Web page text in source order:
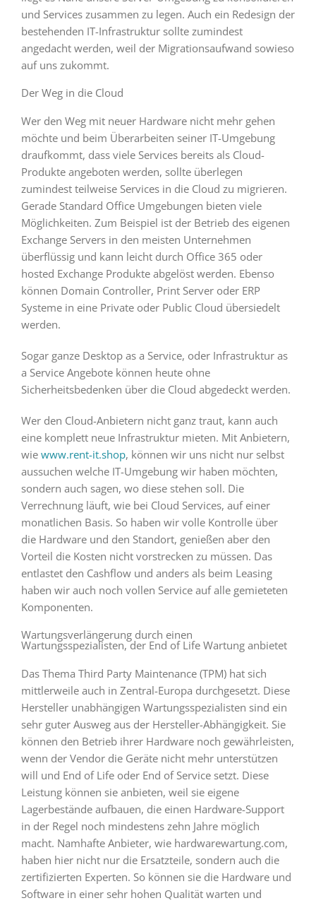
und Services zusammen zu legen. Auch ein Redesign der
bestehenden IT-Infrastruktur sollte zumindest
angedacht werden, weil der Migrationsaufwand sowieso
auf uns zukommt.
Der Weg in die Cloud
Wer den Weg mit neuer Hardware nicht mehr gehen
möchte und beim Überarbeiten seiner IT-Umgebung
draufkommt, dass viele Services bereits als Cloud-
Produkte angeboten werden, sollte überlegen
zumindest teilweise Services in die Cloud zu migrieren.
Gerade Standard Office Umgebungen bieten viele
Möglichkeiten. Zum Beispiel ist der Betrieb des eigenen
Exchange Servers in den meisten Unternehmen
überflüssig und kann leicht durch Office 365 oder
hosted Exchange Produkte abgelöst werden. Ebenso
können Domain Controller, Print Server oder ERP
Systeme in eine Private oder Public Cloud übersiedelt
werden.
Sogar ganze Desktop as a Service, oder Infrastruktur as
a Service Angebote können heute ohne
Sicherheitsbedenken über die Cloud abgedeckt werden.
Wer den Cloud-Anbietern nicht ganz traut, kann auch
eine komplett neue Infrastruktur mieten. Mit Anbietern,
wie www.rent-it.shop, können wir uns nicht nur selbst
aussuchen welche IT-Umgebung wir haben möchten,
sondern auch sagen, wo diese stehen soll. Die
Verrechnung läuft, wie bei Cloud Services, auf einer
monatlichen Basis. So haben wir volle Kontrolle über
die Hardware und den Standort, genießen aber den
Vorteil die Kosten nicht vorstrecken zu müssen. Das
entlastet den Cashflow und anders als beim Leasing
haben wir auch noch vollen Service auf alle gemieteten
Komponenten.
Wartungsverlängerung durch einen
Wartungsspezialisten, der End of Life Wartung anbietet
Das Thema Third Party Maintenance (TPM) hat sich
mittlerweile auch in Zentral-Europa durchgesetzt. Diese
Hersteller unabhängigen Wartungsspezialisten sind ein
sehr guter Ausweg aus der Hersteller-Abhängigkeit. Sie
können den Betrieb ihrer Hardware noch gewährleisten,
wenn der Vendor die Geräte nicht mehr unterstützen
will und End of Life oder End of Service setzt. Diese
Leistung können sie anbieten, weil sie eigene
Lagerbestände aufbauen, die einen Hardware-Support
in der Regel noch mindestens zehn Jahre möglich
macht. Namhafte Anbieter, wie hardwarewartung.com,
haben hier nicht nur die Ersatzteile, sondern auch die
zertifizierten Experten. So können sie die Hardware und
Software in einer sehr hohen Qualität warten und